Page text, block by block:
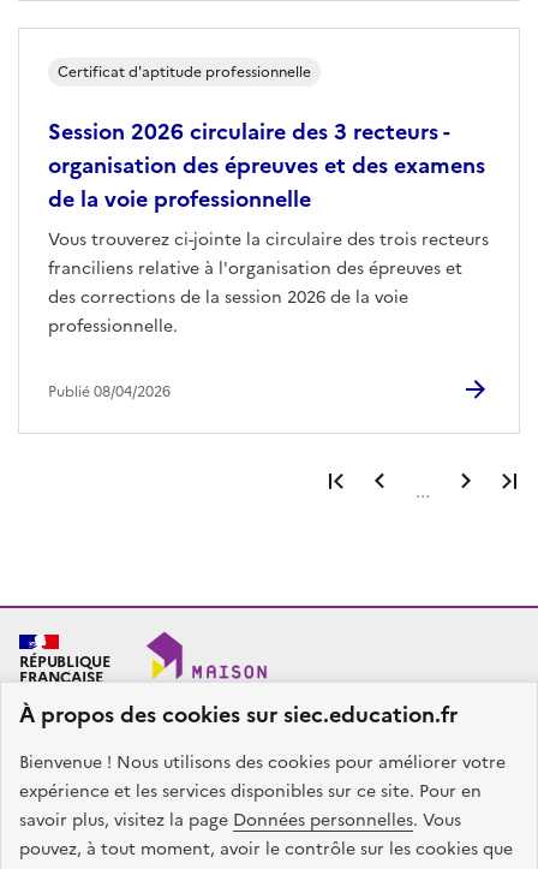
À propos des cookies sur siec.education.fr
Bienvenue ! Nous utilisons des cookies pour améliorer votre
expérience et les services disponibles sur ce site. Pour en
savoir plus, visitez la page Données personnelles. Vous
pouvez, à tout moment, avoir le contrôle sur les cookies que
Session 2026 circulaire des 3 recteurs -
organisation des épreuves et des examens
de la voie professionnelle
Vous trouverez ci-jointe la circulaire des trois recteurs
franciliens relative à l'organisation des épreuves et
des corrections de la session 2026 de la voie
professionnelle.
Certificat d'aptitude professionnelle
Publié 08/04/2026
Première page
Page
...
RÉPUBLIQUE
FRANÇAISE
SIEC - Maison des examens
Académies de Créteil, Paris et Versailles
7, rue Ernest Renan
94749 ARCUEIL CEDEX